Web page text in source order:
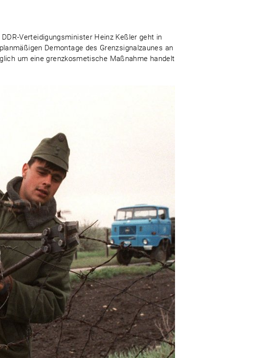
Verteidigungsminister Heinz Keßler geht in
Demontage des Grenzsignalzaunes an
um eine grenzkosmetische Maßnahme handelt